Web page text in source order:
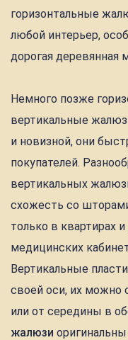
горизонтальные
любой интерьер,
дорогая деревянная
Немного позже
вертикальные
и новизной, они
покупателей.
вертикальных
схожесть со
только в квартирах
медицинских
Вертикальные
своей оси, их можно
или от середины в
жалюзи